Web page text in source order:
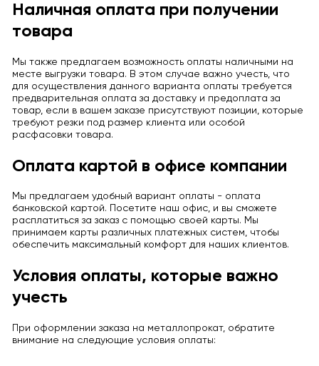
Наличная оплата при получении
товара
Мы также предлагаем возможность оплаты наличными на
месте выгрузки товара. В этом случае важно учесть, что
для осуществления данного варианта оплаты требуется
предварительная оплата за доставку и предоплата за
товар, если в вашем заказе присутствуют позиции, которые
требуют резки под размер клиента или особой
расфасовки товара.
Оплата картой в офисе компании
Мы предлагаем удобный вариант оплаты - оплата
банковской картой. Посетите наш офис, и вы сможете
расплатиться за заказ с помощью своей карты. Мы
принимаем карты различных платежных систем, чтобы
обеспечить максимальный комфорт для наших клиентов.
Условия оплаты, которые важно
учесть
При оформлении заказа на металлопрокат, обратите
внимание на следующие условия оплаты: